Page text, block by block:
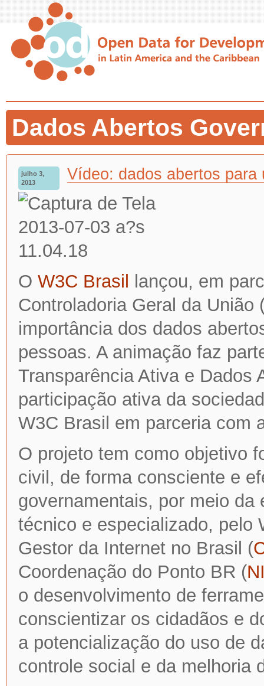
Dados Abertos
julho 3,
2013
Vídeo: dados abertos para
O W3C Brasil
lançou, em
Controladoria Geral da União
importância dos dados
pessoas. A animação faz
Transparência Ativa e Dados
participação ativa da
W3C Brasil em parceria com
O projeto tem como objetivo
civil, de forma consciente e
governamentais, por meio
técnico e especializado, pelo
Gestor da Internet no Brasil (
Coordenação do Ponto BR (
o desenvolvimento de
conscientizar os cidadãos e
a potencialização do uso de
controle social e da melhoria